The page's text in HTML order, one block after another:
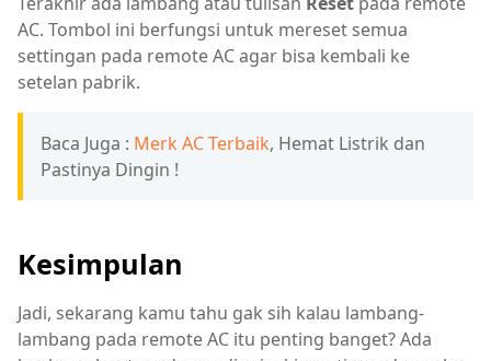
AC. Tombol ini berfungsi untuk mereset semua
settingan pada remote AC agar bisa kembali ke
setelan pabrik.
Baca Juga : Merk AC Terbaik, Hemat Listrik dan
Pastinya Dingin !
Kesimpulan
Jadi, sekarang kamu tahu gak sih kalau lambang-
lambang pada remote AC itu penting banget? Ada